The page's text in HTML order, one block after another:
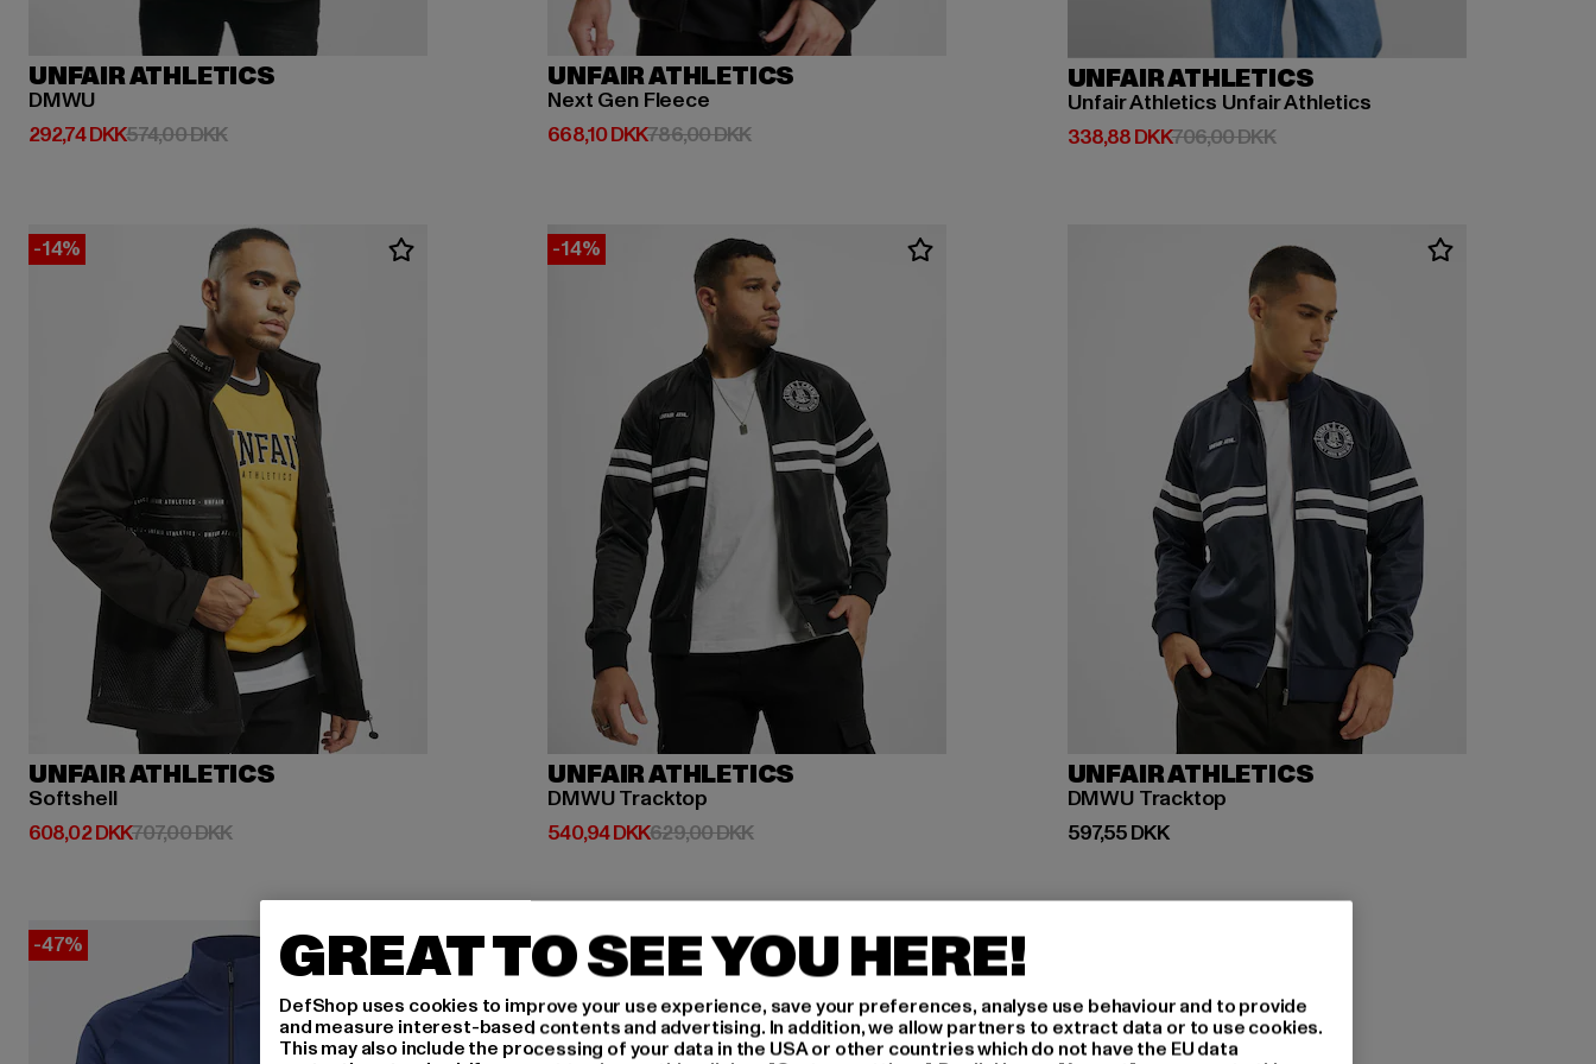
UNFAIR ATHLETICS
DMWU
292,74 DKK
Nuværende pris: 292,74 DKK
574,00 DKKKampagnepris: 574,00 DKK
UNFAIR ATHLETICS
Next Gen Fleece
668,10 DKK
Nuværende pris: 668,10 DKK
786,00 DKKKampagnepris: 786,00 DKK
UNFAIR ATHLETICS
Unfair Athletics Unfair Athletics
338,88 DKK
Nuværende pris: 338,88 DKK
706,00 DKKKampagnepris: 706,00 DKK
-14%
UNFAIR ATHLETICS
Softshell
608,02 DKK
Nuværende pris: 608,02 DKK
707,00 DKKKampagnepris: 707,00 DKK
-14%
UNFAIR ATHLETICS
DMWU Tracktop
540,94 DKK
Nuværende pris: 540,94 DKK
629,00 DKKKampagnepris: 629,00 DKK
UNFAIR ATHLETICS
DMWU Tracktop
597,55 DKK
Nuværende pris: 597,55 DKK
-47% -14%
GREAT TO SEE YOU HERE!
DefShop uses cookies to improve your use experience, save your preferences, analyse use behaviour and to provide
and measure interest-based contents and advertising. In addition, we allow partners to extract data or to use cookies.
This may also include the processing of your data in the USA or other countries which do not have the EU data